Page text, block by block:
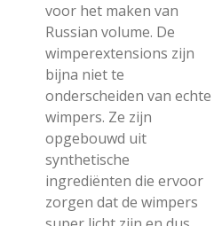
voor het maken van
Russian volume. De
wimperextensions zijn
bijna niet te
onderscheiden van echte
wimpers. Ze zijn
opgebouwd uit
synthetische
ingrediënten die ervoor
zorgen dat de wimpers